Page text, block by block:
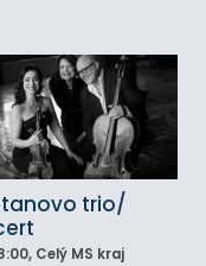
trio/
, Celý MS kraj